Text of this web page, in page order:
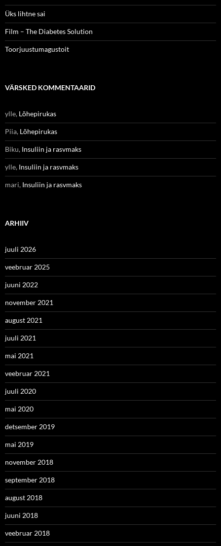
Üks lihtne sai
Film – The Diabetes Solution
Toorjuustumagustoit
VÄRSKED KOMMENTAARID
ylle, Lõhepirukas
Piia, Lõhepirukas
Biku, Insuliin ja rasvmaks
ylle, Insuliin ja rasvmaks
mari, Insuliin ja rasvmaks
ARHIIV
juuli 2026
veebruar 2025
juuni 2022
november 2021
august 2021
juuli 2021
mai 2021
veebruar 2021
juuli 2020
mai 2020
detsember 2019
mai 2019
november 2018
september 2018
august 2018
juuni 2018
veebruar 2018